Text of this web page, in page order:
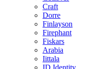
Craft
Dorre
Finlayson
Firephant
Fiskars
Arabia
Iittala
ID Identity